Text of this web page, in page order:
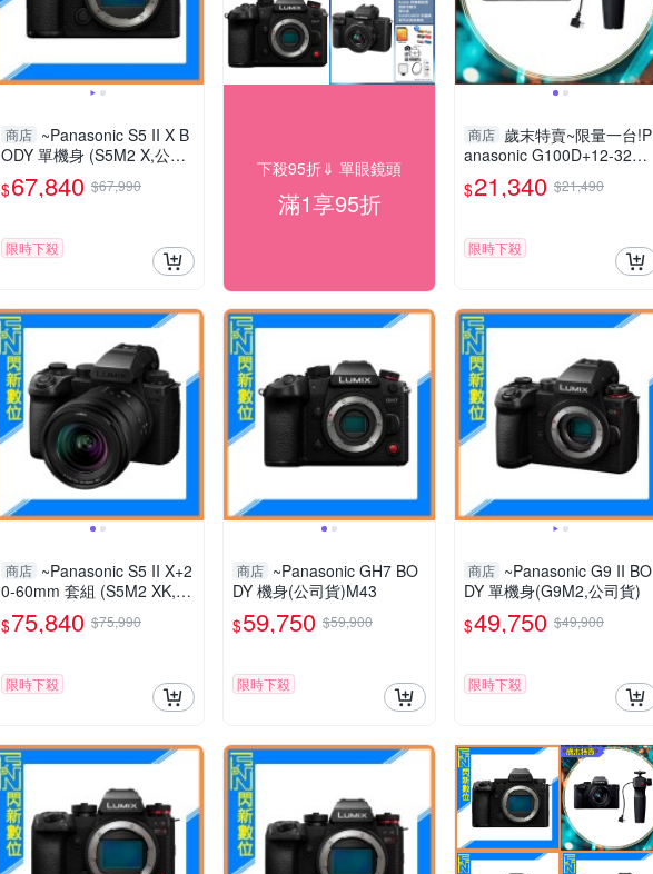
商店 ~Panasonic S5 II X B
ODY 單機身 (S5M2 X,公司
貨)S 5IIX
$67,840 $67,990
限時下殺
下殺95折⇓ 單眼鏡頭
滿1享95折
商店 歲末特賣~限量一台!P
anasonic G100D+12-32m
m 把手組(G100D+1232+S
HGR2，公司貨)
$21,340 $21,490
限時下殺
商店 ~Panasonic S5 II X+2
0-60mm 套組 (S5M2 XK,公
司貨) S5IIXK
$75,840 $75,990
限時下殺
商店 ~Panasonic GH7 BO
DY 機身(公司貨)M43
$59,750 $59,900
限時下殺
商店 ~Panasonic G9 II BO
DY 單機身(G9M2,公司貨)
$49,750 $49,900
限時下殺